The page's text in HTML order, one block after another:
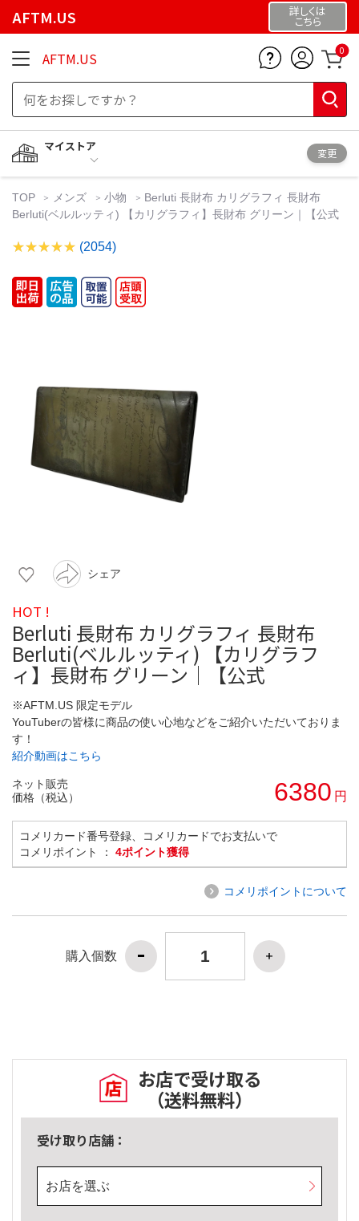
AFTM.US 詳しくは
こちら
AFTM.US 0
マイストア
変更
TOP メンズ 小物
Berluti 長財布 カリグラフィ 長財布
Berluti(ベルルッティ) 【カリグラフィ】長財布 グリーン｜【公式
(2054)
シェア
HOT !
Berluti 長財布 カリグラフィ 長財布
Berluti(ベルルッティ) 【カリグラフ
ィ】長財布 グリーン｜【公式
※AFTM.US 限定モデル
YouTuberの皆様に商品の使い心地などをご紹介いただいておりま
す！
紹介動画はこちら
ネット販売
価格（税込）
6380 円
コメリカード番号登録、コメリカードでお支払いで
コメリポイント ： 4ポイント獲得
コメリポイントについて
購入個数
お店で受け取る
（送料無料）
受け取り店舗：
お店を選ぶ